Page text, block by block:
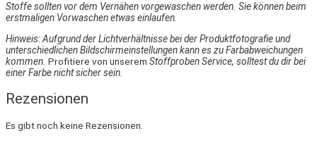
Stoffe sollten vor dem Vernähen vorgewaschen werden. Sie können beim
erstmaligen Vorwaschen etwas einlaufen.
Hinweis: Aufgrund der Lichtverhältnisse bei der Produktfotografie und
unterschiedlichen Bildschirmeinstellungen kann es zu Farbabweichungen
kommen. Profitiere von unserem Stoffproben Service, solltest du dir bei
einer Farbe nicht sicher sein.
Rezensionen
Es gibt noch keine Rezensionen.